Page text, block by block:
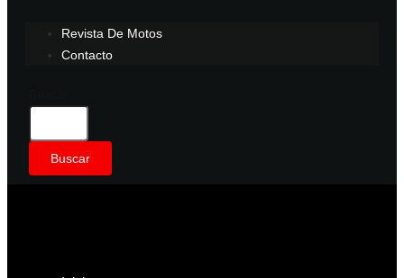
Revista De Motos
Contacto
Buscar